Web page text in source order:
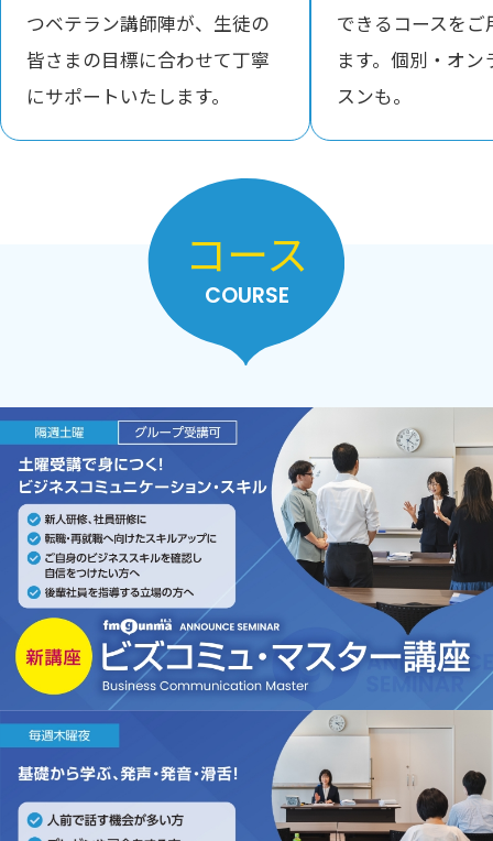
つベテラン講師陣が、生徒の
皆さまの目標に合わせて丁寧
にサポートいたします。
できるコースをご
ます。個別・オン
スンも。
コース
COURSE